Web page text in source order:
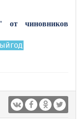
от чиновников